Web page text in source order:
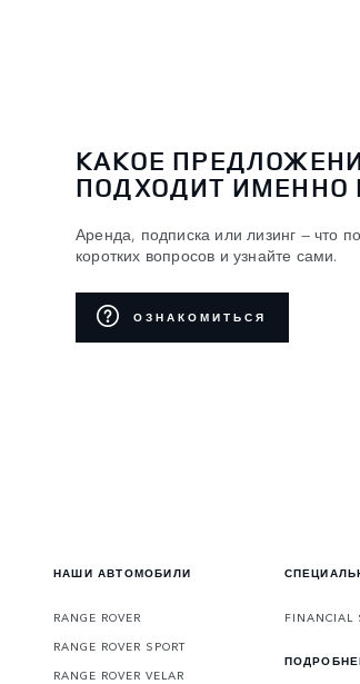
КАКОЕ
ПОДХОДИТ ИМЕННО
Аренда, подписка или лизинг — что
коротких вопросов и узнайте сами.
ОЗНАКОМИТЬСЯ
НАШИ АВТОМОБИЛИ
RANGE ROVER
RANGE ROVER SPORT
RANGE ROVER VELAR
FINANCIAL